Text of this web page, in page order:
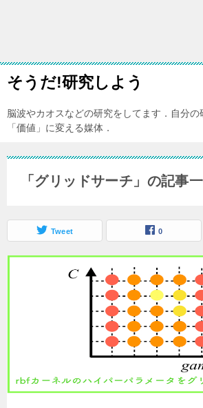
そうだ!研究しよう
脳波やカオスなどの研究をしてます．自分の
「価値」に変える媒体．
「グリッドサーチ」の記事
Tweet 0